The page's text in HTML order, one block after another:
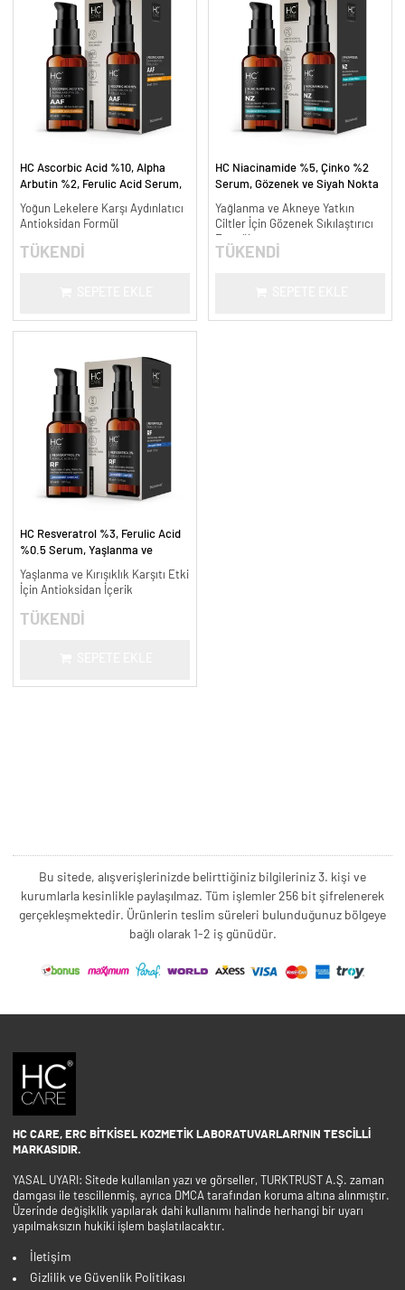
HC Ascorbic Acid %10, Alpha
Arbutin %2, Ferulic Acid Serum,
ml.
Yoğun Lekelere Karşı Aydınlatıcı
Antioksidan Formül
TÜKENDİ
HC Niacinamide %5, Çinko %2
Serum, Gözenek ve Siyah Nokta
30 ml.
Yağlanma ve Akneye Yatkın
Ciltler İçin Gözenek Sıkılaştırıcı
TÜKENDİ
HC Resveratrol %3, Ferulic Acid
%0.5 Serum, Yaşlanma ve
Yaşlanma ve Kırışıklık Karşıtı Etki
İçin Antioksidan İçerik
TÜKENDİ
Bu sitede, alışverişlerinizde belirttiğiniz bilgileriniz 3. kişi ve
kurumlarla kesinlikle paylaşılmaz. Tüm işlemler 256 bit şifrelenerek
gerçekleşmektedir. Ürünlerin teslim süreleri bulunduğunuz bölgeye
bağlı olarak 1-2 iş günüdür.
HC CARE, ERC BITKISEL KOZMETIK LABORATUVARLARI'NIN TESCILLI
MARKASIDIR.
YASAL UYARI: Sitede kullanılan yazı ve görseller, TURKTRUST A.Ş. zaman
damgası ile tescillenmiş, ayrıca DMCA tarafından koruma altına alınmıştır.
Üzerinde değişiklik yapılarak dahi kullanımı halinde herhangi bir uyarı
yapılmaksızın hukiki işlem başlatılacaktır.
İletişim
Gizlilik ve Güvenlik Politikası